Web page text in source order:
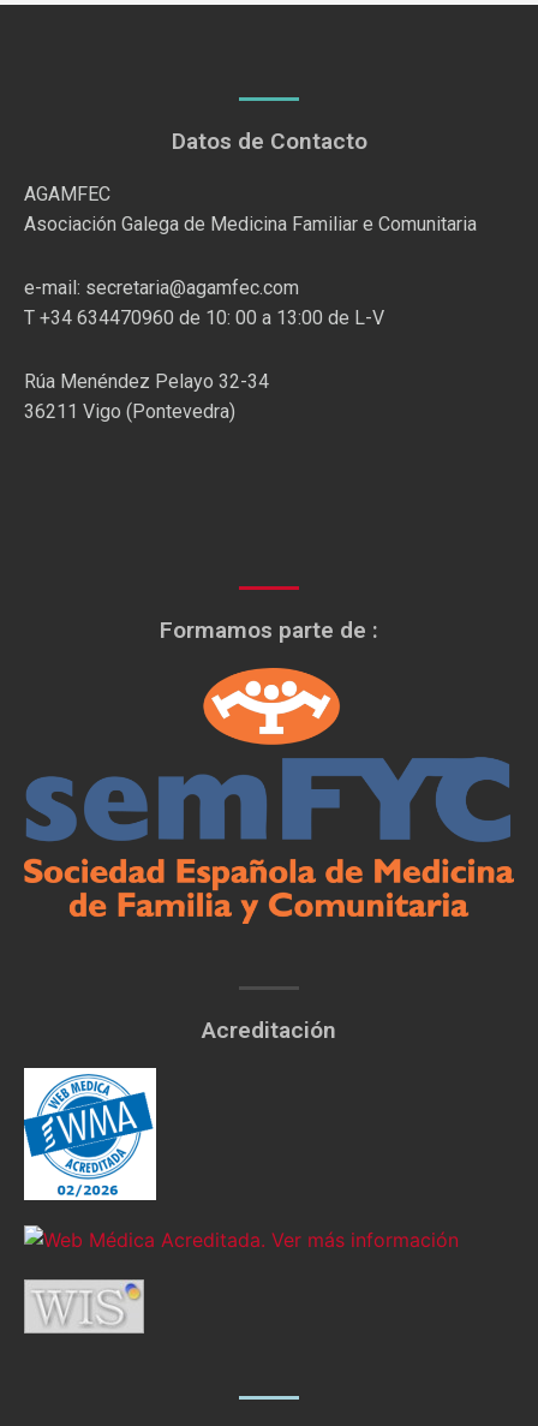
Datos de Contacto
AGAMFEC
Asociación Galega de Medicina Familiar e Comunitaria
e-mail: secretaria@agamfec.com
T +34 634470960 de 10: 00 a 13:00 de L-V
Rúa Menéndez Pelayo 32-34
36211 Vigo (Pontevedra)
Formamos parte de :
Acreditación